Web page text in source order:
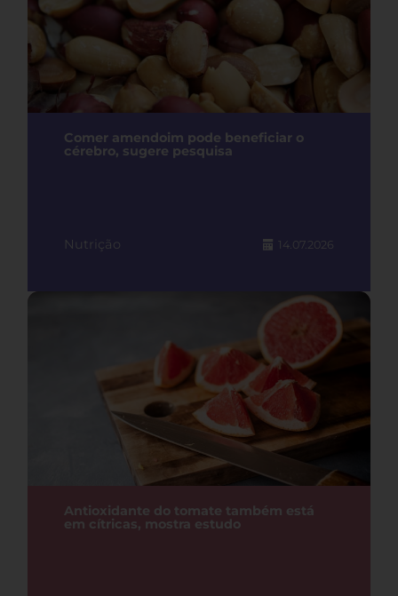
Comer amendoim pode beneficiar o
cérebro, sugere pesquisa
Nutrição 14.07.2026
Antioxidante do tomate também está
em cítricas, mostra estudo